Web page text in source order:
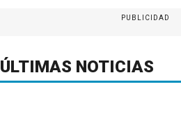
PUBLICIDAD
ÚLTIMAS NOTICIAS